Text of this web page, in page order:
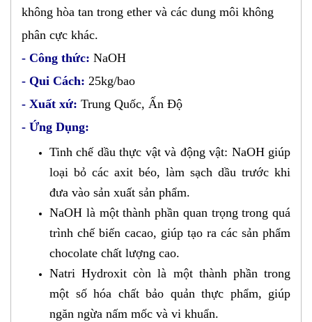
không hòa tan trong ether và các dung môi không
phân cực khác.
- Công thức: NaOH
- Qui Cách: 25kg/bao
- Xuất xứ: Trung Quốc, Ấn Độ
- Ứng Dụng:
Tinh chế dầu thực vật và động vật: NaOH giúp
loại bỏ các axit béo, làm sạch dầu trước khi
đưa vào sản xuất sản phẩm.
NaOH là một thành phần quan trọng trong quá
trình chế biến cacao, giúp tạo ra các sản phẩm
chocolate chất lượng cao.
Natri Hydroxit còn là một thành phần trong
một số hóa chất bảo quản thực phẩm, giúp
ngăn ngừa nấm mốc và vi khuẩn.